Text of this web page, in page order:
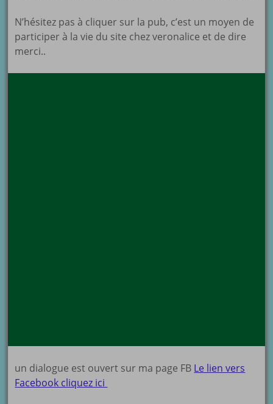
N’hésitez pas à cliquer sur la pub, c’est un moyen de
participer à la vie du site chez veronalice et de dire
merci..
un dialogue est ouvert sur ma page FB Le lien vers
Facebook cliquez ici